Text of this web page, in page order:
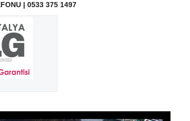
| 0533 375 1497